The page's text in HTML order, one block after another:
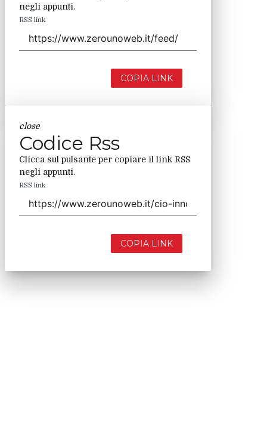
negli appunti.
RSS link
COPIA LINK
close
Codice Rss
Clicca sul pulsante per copiare il link RSS
negli appunti.
RSS link
COPIA LINK